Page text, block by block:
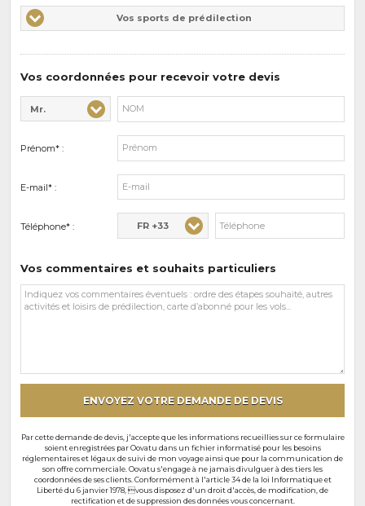
d'intérêts
Vos
sports
Vos sports de prédilection
Vos coordonnées pour recevoir votre devis
Civilité* :
Mr.
Nom* :
Prénom* :
E-mail* :
Téléphone* : FR +33
Vos commentaires et souhaits particuliers
Vos
commentaires
ENVOYEZ VOTRE DEMANDE DE DEVIS
Par cette demande de devis, j'accepte que les informations recueillies sur ce formulaire
soient enregistrées par Oovatu dans un fichier informatisé pour les besoins
réglementaires et légaux de suivi de mon voyage ainsi que pour la communication de
son offre commerciale. Oovatu s'engage à ne jamais divulguer à des tiers les
coordonnées de ses clients. Conformément à l'article 34 de la loi Informatique et
Liberté du 6 janvier 1978, vous disposez d'un droit d'accès, de modification, de
rectification et de suppression des données vous concernant.